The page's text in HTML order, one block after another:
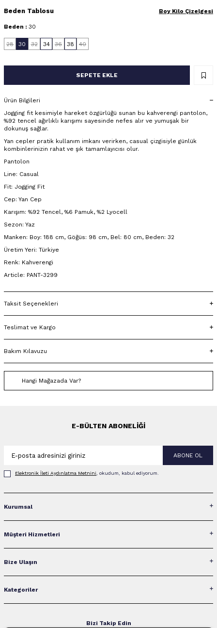
Beden Tablosu Boy Kilo Çizelgesi
Beden : 30
28 30 32 34 36 38 40
SEPETE EKLE
Ürün Bilgileri
Jogging fit kesimiyle hareket özgürlüğü sunan bu kahverengi pantolon,
%92 tencel ağırlıklı karışımı sayesinde nefes alır ve yumuşak bir
dokunuş sağlar.
Yan cepler pratik kullanım imkanı verirken, casual çizgisiyle günlük
kombinlerinizin rahat ve şık tamamlayıcısı olur.
Pantolon
Line: Casual
Fit: Jogging Fit
Cep: Yan Cep
Karışım: %92 Tencel, %6 Pamuk, %2 Lyocell
Sezon: Yaz
Manken: Boy: 188 cm, Göğüs: 98 cm, Bel: 80 cm, Beden: 32
Üretim Yeri: Türkiye
Renk: Kahverengi
Article: PANT-3299
Taksit Seçenekleri
Teslimat ve Kargo
Bakım Kılavuzu
Hangi Mağazada Var?
E-BÜLTEN ABONELIĞI
ABONE OL
Elektronik İleti Aydınlatma Metni‌ni, okudum, kabul ediyorum.
Kurumsal
Müşteri Hizmetleri
Bize Ulaşın
Kategoriler
Bizi Takip Edin